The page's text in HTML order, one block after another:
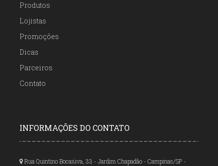
Produtos
Lojistas
Promoções
Dicas
Parceiros
Contato
INFORMAÇÕES DO CONTATO
Rua Quintino Bocaiúva, 33 - Jardim Chapadão - Campinas/SP -